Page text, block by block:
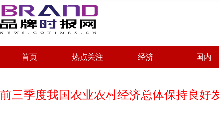
首页 热点关注 经济 国内
前三季度我国农业农村经济总体保持良好